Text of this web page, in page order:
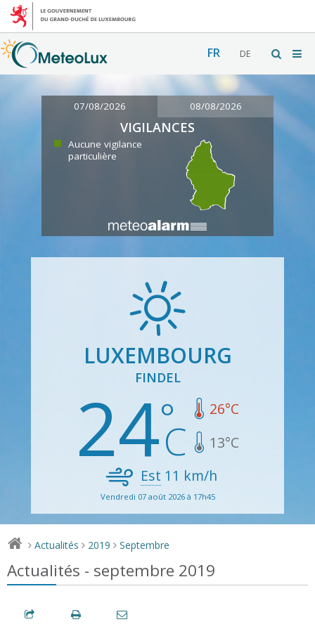
FR DE
07/08/2026 08/08/2026
VIGILANCES
Aucune vigilance
particulière
LUXEMBOURG
FINDEL
24 26°C
13°C
Est 11 km/h
Vendredi 07 août 2026 à 17h45
> Actualités > 2019 > Septembre
Actualités - septembre 2019